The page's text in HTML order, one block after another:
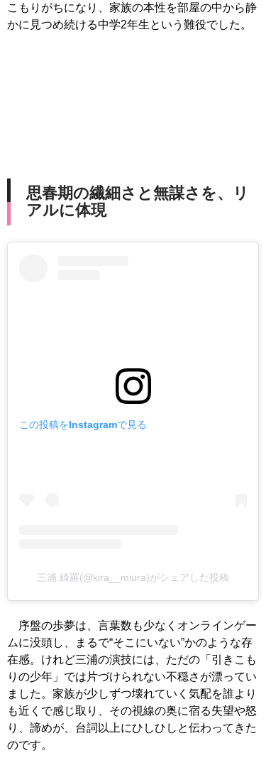
こもりがちになり、家族の本性を部屋の中から静
かに見つめ続ける中学2年生という難役でした。
思春期の繊細さと無謀さを、リ
アルに体現
この投稿をInstagramで見る
三浦 綺羅(@kira__miura)がシェアした投稿
序盤の歩夢は、言葉数も少なくオンラインゲー
ムに没頭し、まるで“そこにいない”かのような存
在感。けれど三浦の演技には、ただの「引きこも
りの少年」では片づけられない不穏さが漂ってい
ました。家族が少しずつ壊れていく気配を誰より
も近くで感じ取り、その視線の奥に宿る失望や怒
り、諦めが、台詞以上にひしひしと伝わってきた
のです。